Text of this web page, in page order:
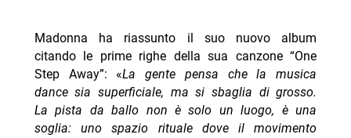
Madonna ha riassunto il suo nuovo album
citando le prime righe della sua canzone “One
Step Away”: «La gente pensa che la musica
dance sia superficiale, ma si sbaglia di grosso.
La pista da ballo non è solo un luogo, è una
soglia: uno spazio rituale dove il movimento